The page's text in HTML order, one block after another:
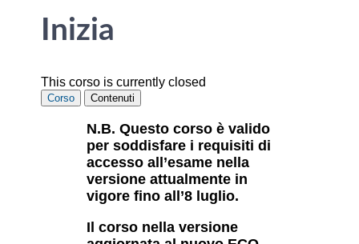
Inizia
This corso is currently closed
Corso Contenuti
N.B. Questo corso è valido
per soddisfare i requisiti di
accesso all’esame nella
versione attualmente in
vigore fino all’8 luglio.
Il corso nella versione